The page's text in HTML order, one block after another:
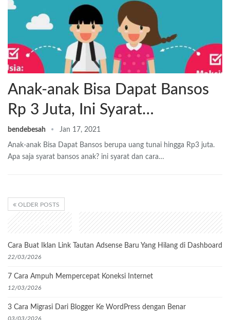
Anak-anak Bisa Dapat Bansos
Rp 3 Juta, Ini Syarat…
bendebesah Jan 17, 2021
Anak-anak Bisa Dapat Bansos berupa uang tunai hingga Rp3 juta.
Apa saja syarat bansos anak? ini syarat dan cara…
OLDER POSTS
Recent Posts
Cara Buat Iklan Link Tautan Adsense Baru Yang Hilang di Dashboard
22/03/2026
7 Cara Ampuh Mempercepat Koneksi Internet
12/03/2026
3 Cara Migrasi Dari Blogger Ke WordPress dengan Benar
03/03/2026